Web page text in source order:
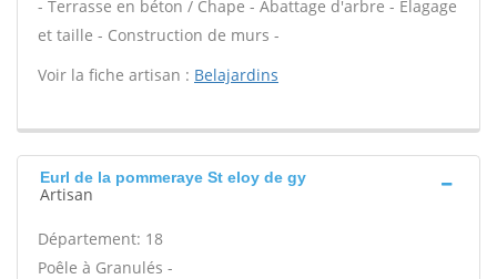
- Terrasse en béton / Chape - Abattage d'arbre - Élagage
et taille - Construction de murs -
Voir la fiche artisan : Belajardins
Eurl de la pommeraye St eloy de gy
Artisan
Département: 18
Poêle à Granulés -